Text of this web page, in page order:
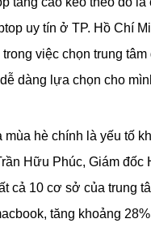
uy tín ở TP. Hồ Chí
việc chọn trung
dàng lựa chọn cho
hè chính là yếu tố
Hữu Phúc, Giám
cả 10 cơ sở của trung
tăng khoảng